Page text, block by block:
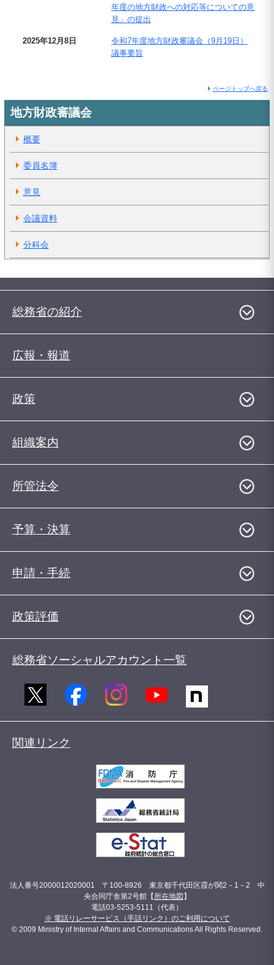
年度の地方財政への対応等についての意
見」の提出
2025年12月8日
令和7年度地方財政審議会（9月19日）
議事要旨
ページトップへ戻る
地方財政審議会
概要
委員名簿
意見
会議資料
分科会
総務省の紹介
広報・報道
政策
組織案内
所管法令
予算・決算
申請・手続
政策評価
総務省ソーシャルアカウント一覧
関連リンク
法人番号2000012020001 〒100-8926 東京都千代田区霞が関2－1－2 中
央合同庁舎第2号館【 所在地図 】
電話03-5253-5111（代表）
※ 電話リレーサービス（手話リンク）のご利用について
© 2009 Ministry of Internal Affairs and Communications All Rights Reserved.